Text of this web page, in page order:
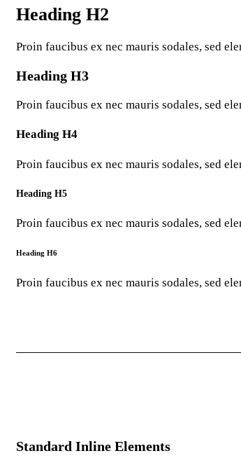
Heading H2
Proin faucibus ex nec mauris sodales, sed
Heading H3
Proin faucibus ex nec mauris sodales, sed
Heading H4
Proin faucibus ex nec mauris sodales, sed
Heading H5
Proin faucibus ex nec mauris sodales, sed
Heading H6
Proin faucibus ex nec mauris sodales, sed
Standard Inline Elements